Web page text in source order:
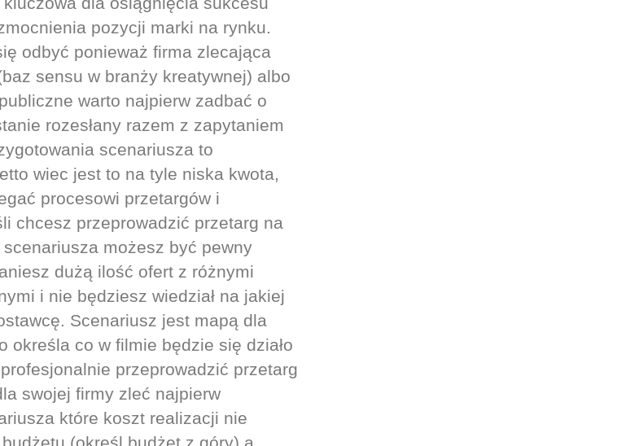
pozycji marki na rynku.
odbyć ponieważ firma zlecająca
sensu w branży kreatywnej) albo
warto najpierw zadbać o
rozesłany razem z zapytaniem
scenariusza to
wiec jest to na tyle niska kwota,
procesowi przetargów i
chcesz przeprowadzić przetarg na
możesz być pewny
dużą ilość ofert z różnymi
i nie będziesz wiedział na jakiej
Scenariusz jest mapą dla
określa co w filmie będzie się działo
przeprowadzić przetarg
swojej firmy zleć najpierw
które koszt realizacji nie
(określ budżet z góry) a